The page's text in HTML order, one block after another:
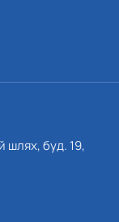
шлях, буд. 19,